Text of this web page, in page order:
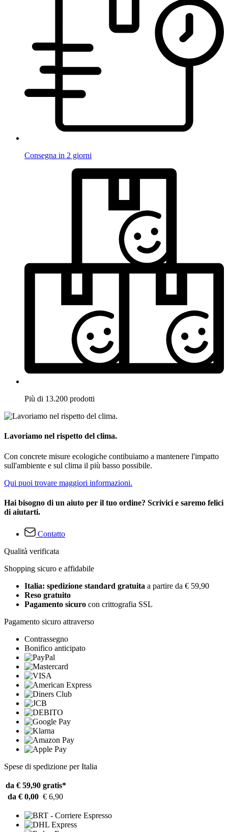
Consegna in 2 giorni
Più di 13.200 prodotti
Lavoriamo nel rispetto del clima.
Con concrete misure ecologiche contibuiamo a mantenere l'impatto
sull'ambiente e sul clima il più basso possibile.
Qui puoi trovare maggiori informazioni.
Hai bisogno di un aiuto per il tuo ordine? Scrivici e saremo felici
di aiutarti.
Contatto
Qualità verificata
Shopping sicuro e affidabile
Italia: spedizione standard gratuita a partire da € 59,90
Reso gratuito
Pagamento sicuro con crittografia SSL
Pagamento sicuro attraverso
Contrassegno
Bonifico anticipato
Spese di spedizione per Italia
da € 59,90 gratis*
da € 0,00 € 6,90